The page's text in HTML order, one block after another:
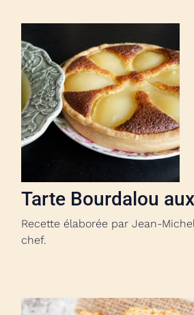
Tarte Bourdalou
Recette élaborée par Jean-
chef.